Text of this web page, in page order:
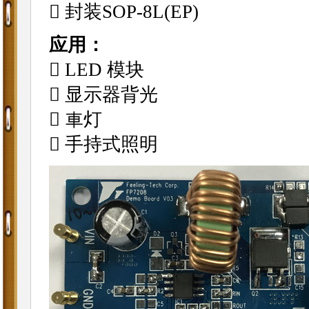
􀂾 封装SOP-8L(EP)
应用：
􀂾 LED 模块
􀂾 显示器背光
􀂾 車灯
􀂾 手持式照明